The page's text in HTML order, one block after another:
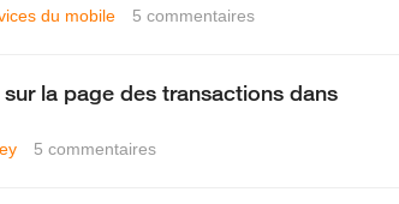
du mobile 5 commentaires
la page des transactions dans
5 commentaires